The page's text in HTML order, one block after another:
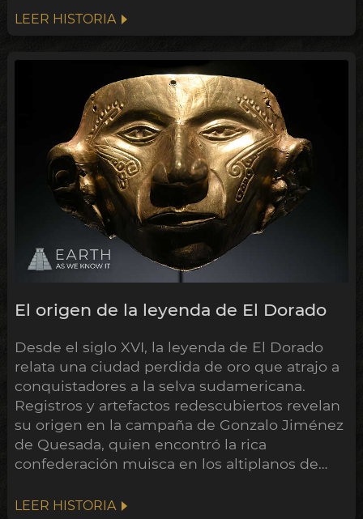
LEER HISTORIA
El origen de la leyenda de El Dorado
Desde el siglo XVI, la leyenda de El Dorado
relata una ciudad perdida de oro que atrajo a
conquistadores a la selva sudamericana.
Registros y artefactos redescubiertos revelan
su origen en la campaña de Gonzalo Jiménez
de Quesada, quien encontró la rica
confederación muisca en los altiplanos de
LEER HISTORIA